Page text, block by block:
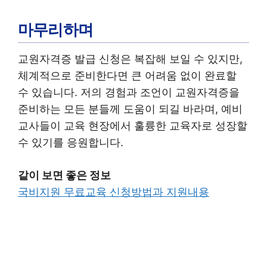
마무리하며
교원자격증 발급 신청은 복잡해 보일 수 있지만,
체계적으로 준비한다면 큰 어려움 없이 완료할
수 있습니다. 저의 경험과 조언이 교원자격증을
준비하는 모든 분들께 도움이 되길 바라며, 예비
교사들이 교육 현장에서 훌륭한 교육자로 성장할
수 있기를 응원합니다.
같이 보면 좋은 정보
국비지원 무료교육 신청방법과 지원내용